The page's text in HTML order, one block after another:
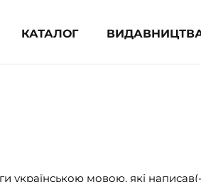
КАТАЛОГ
(1015)
українською мовою, які